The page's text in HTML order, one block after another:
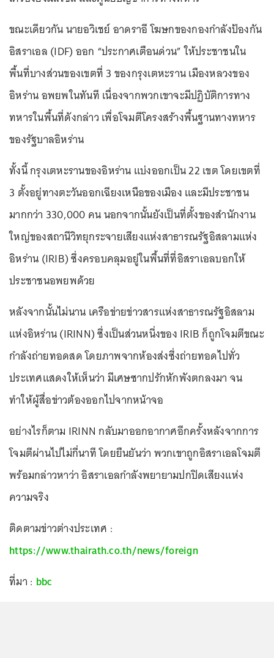
ขณะเดียวกัน นายอวิเชย์ อาดราอี โฆษกของกองกำลังป้องกัน
อิสราเอล (IDF) ออก “ประกาศเตือนด่วน” ให้ประชาชนใน
พื้นที่บางส่วนของเขตที่ 3 ของกรุงเตหะราน เมืองหลวงของ
อิหร่าน อพยพในทันที เนื่องจากพวกเขาจะมีปฏิบัติการทาง
ทหารในพื้นที่ดังกล่าว เพื่อโจมตีโครงสร้างพื้นฐานทางทหาร
ของรัฐบาลอิหร่าน
ทั้งนี้ กรุงเตหะรานของอิหร่าน แบ่งออกเป็น 22 เขต โดยเขตที่
3 ตั้งอยู่ทางตะวันออกเฉียงเหนือของเมือง และมีประชาชน
มากกว่า 330,000 คน นอกจากนั้นยังเป็นที่ตั้งของสำนักงาน
ใหญ่ของสถานีวิทยุกระจายเสียงแห่งสาธารณรัฐอิสลามแห่ง
อิหร่าน (IRIB) ซึ่งครอบคลุมอยู่ในพื้นที่ที่อิสราเอลบอกให้
ประชาชนอพยพด้วย
หลังจากนั้นไม่นาน เครือข่ายข่าวสารแห่งสาธารณรัฐอิสลาม
แห่งอิหร่าน (IRINN) ซึ่งเป็นส่วนหนึ่งของ IRIB ก็ถูกโจมตีขณะ
กำลังถ่ายทอดสด โดยภาพจากห้องส่งซึ่งถ่ายทอดไปทั่ว
ประเทศแสดงให้เห็นว่า มีเศษซากปรักหักพังตกลงมา จน
ทำให้ผู้สื่อข่าวต้องออกไปจากหน้าจอ
อย่างไรก็ตาม IRINN กลับมาออกอากาศอีกครั้งหลังจากการ
โจมตีผ่านไปไม่กี่นาที โดยยืนยันว่า พวกเขาถูกอิสราเอลโจมตี
พร้อมกล่าวหาว่า อิสราเอลกำลังพยายามปกปิดเสียงแห่ง
ความจริง
ติดตามข่าวต่างประเทศ :
https://www.thairath.co.th/news/foreign
ที่มา : bbc